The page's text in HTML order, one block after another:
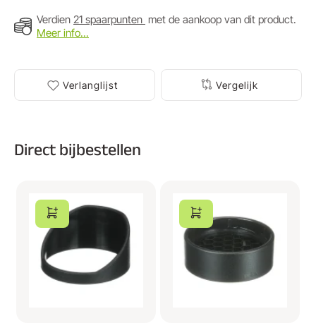
Verdien 21 spaarpunten met de aankoop van dit product.
Meer info...
Verlanglijst Vergelijk
Direct bijbestellen